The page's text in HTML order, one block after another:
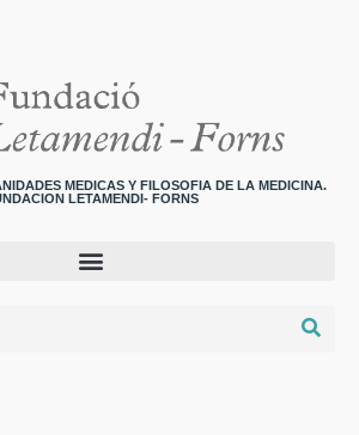
MEDICAS Y FILOSOFIA DE LA MEDICINA.
LETAMENDI- FORNS